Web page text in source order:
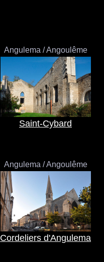
Angulema / Angoulême
Saint-Cybard
Angulema / Angoulême
Cordeliers d'Angulema